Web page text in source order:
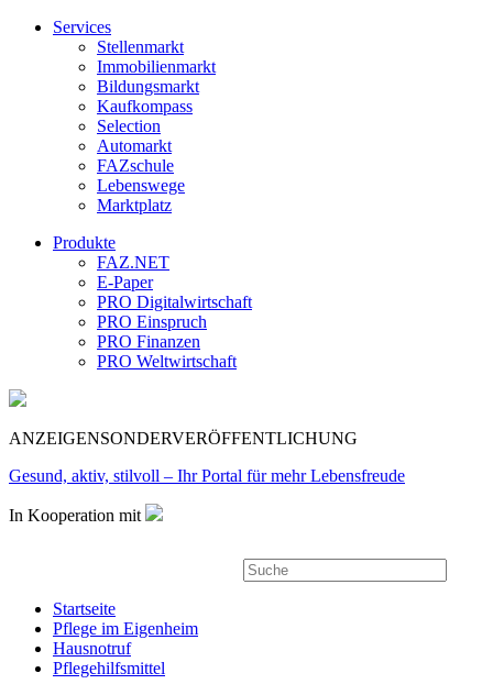
Services
Stellenmarkt
Immobilienmarkt
Bildungsmarkt
Kaufkompass
Selection
Automarkt
FAZschule
Lebenswege
Marktplatz
Produkte
FAZ.NET
E-Paper
PRO Digitalwirtschaft
PRO Einspruch
PRO Finanzen
PRO Weltwirtschaft
ANZEIGENSONDERVERÖFFENTLICHUNG
Gesund, aktiv, stilvoll – Ihr Portal für mehr Lebensfreude
In Kooperation mit
Startseite
Pflege im Eigenheim
Hausnotruf
Pflegehilfsmittel